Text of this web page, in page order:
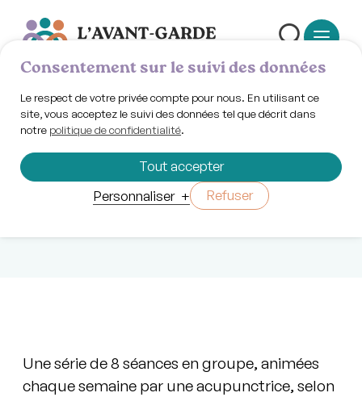
Mercredi 23 avril 2025 | 11h30
Acupuncture
sociale
Une série de 8 séances en groupe, animées
chaque semaine par une acupunctrice, selon
Consentement sur le suivi des données
Le respect de votre privée compte pour nous. En utilisant ce
site, vous acceptez le suivi des données tel que décrit dans
notre politique de confidentialité.
Personnaliser + Refuser
Tout accepter